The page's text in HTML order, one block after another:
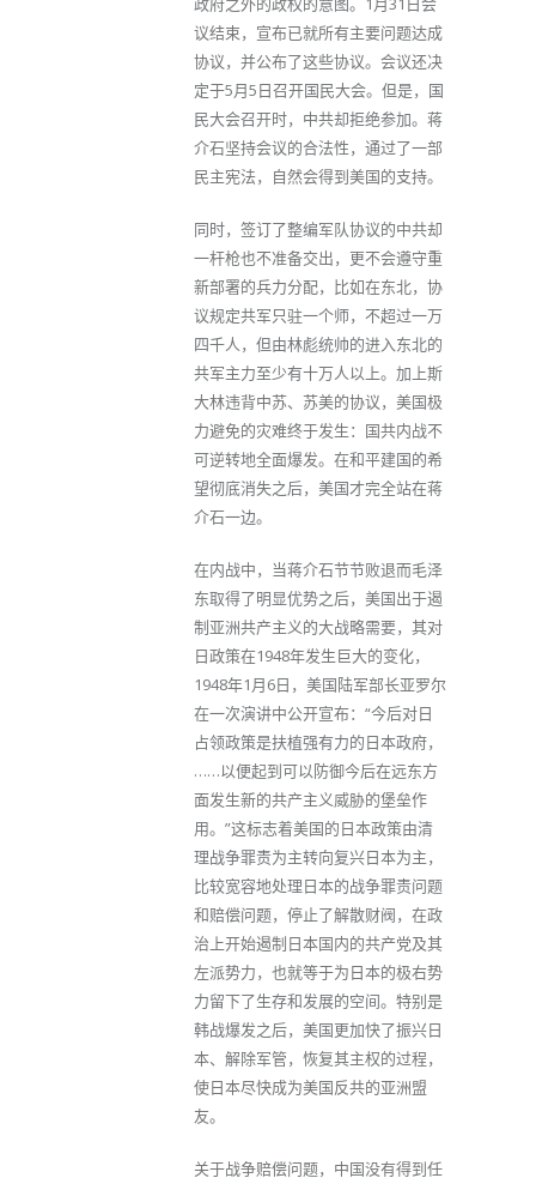
议结束，宣布已就所有主要问题达成
协议，并公布了这些协议。会议还决
定于5月5日召开国民大会。但是，国
民大会召开时，中共却拒绝参加。蒋
介石坚持会议的合法性，通过了一部
民主宪法，自然会得到美国的支持。
同时，签订了整编军队协议的中共却
一杆枪也不准备交出，更不会遵守重
新部署的兵力分配，比如在东北，协
议规定共军只驻一个师，不超过一万
四千人，但由林彪统帅的进入东北的
共军主力至少有十万人以上。加上斯
大林违背中苏、苏美的协议，美国极
力避免的灾难终于发生：国共内战不
可逆转地全面爆发。在和平建国的希
望彻底消失之后，美国才完全站在蒋
介石一边。
在内战中，当蒋介石节节败退而毛泽
东取得了明显优势之后，美国出于遏
制亚洲共产主义的大战略需要，其对
日政策在1948年发生巨大的变化，
1948年1月6日，美国陆军部长亚罗尔
在一次演讲中公开宣布：“今后对日
占领政策是扶植强有力的日本政府，
……以便起到可以防御今后在远东方
面发生新的共产主义威胁的堡垒作
用。”这标志着美国的日本政策由清
理战争罪责为主转向复兴日本为主，
比较宽容地处理日本的战争罪责问题
和赔偿问题，停止了解散财阀，在政
治上开始遏制日本国内的共产党及其
左派势力，也就等于为日本的极右势
力留下了生存和发展的空间。特别是
韩战爆发之后，美国更加快了振兴日
本、解除军管，恢复其主权的过程，
使日本尽快成为美国反共的亚洲盟
友。
关于战争赔偿问题，中国没有得到任